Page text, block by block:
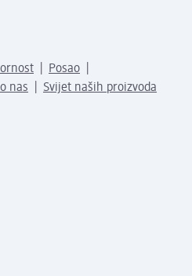
Posao
nas Svijet naših proizvoda